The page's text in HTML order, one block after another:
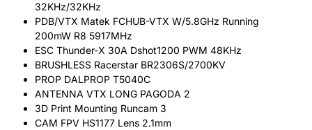
32KHz/32KHz
PDB/VTX Matek FCHUB-VTX W/5.8GHz Running
200mW R8 5917MHz
ESC Thunder-X 30A Dshot1200 PWM 48KHz
BRUSHLESS Racerstar BR2306S/2700KV
PROP DALPROP T5040C
ANTENNA VTX LONG PAGODA 2
3D Print Mounting Runcam 3
CAM FPV HS1177 Lens 2.1mm